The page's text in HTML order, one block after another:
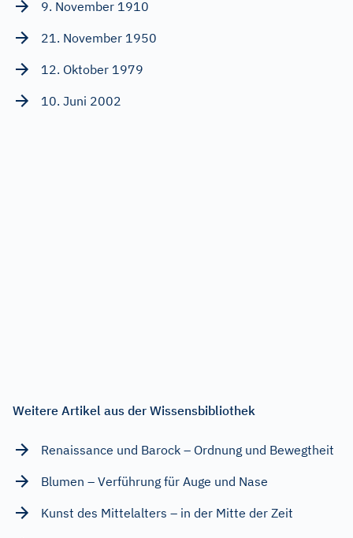
9. November 1910
21. November 1950
12. Oktober 1979
10. Juni 2002
Weitere Artikel aus der Wissensbibliothek
Renaissance und Barock – Ordnung und Bewegtheit
Blumen – Verführung für Auge und Nase
Kunst des Mittelalters – in der Mitte der Zeit